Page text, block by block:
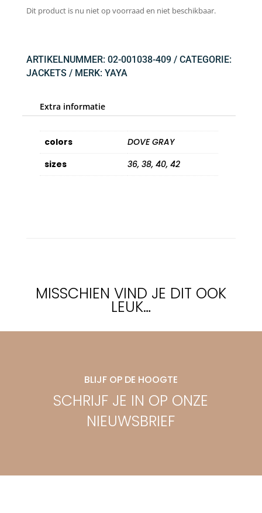
Dit product is nu niet op voorraad en niet beschikbaar.
ARTIKELNUMMER: 02-001038-409
CATEGORIE:
JACKETS
MERK: YAYA
Extra informatie
colors
DOVE GRAY
sizes
36, 38, 40, 42
MISSCHIEN VIND JE DIT OOK
LEUK…
BLIJF OP DE HOOGTE
SCHRIJF JE IN OP ONZE
NIEUWSBRIEF